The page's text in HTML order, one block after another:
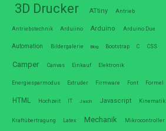
3D Drucker ATtiny Antrieb
Antriebstechnik Arduiino Arduino Arduino Due
Automation Bildergalerie Blog Bootstrap C CSS
Camper Canvas Einkauf Elektronik
Energiesparmodus Extruder Firmware Font Formel
HTML Hochzeit IT Jasch Javascript Kinematik
Kraftübertragung Latex Mechanik Mikrocontroller